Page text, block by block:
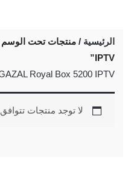
الرئيسية
IPTV”
Royal Box 5200 IPTV
لا توجد منتجات